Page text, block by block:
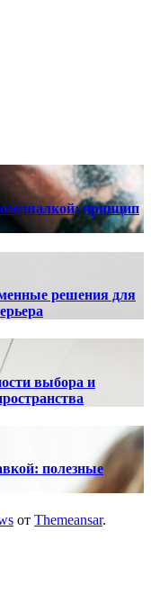
принцип
решения для
выбора и
полезные
от Themeansar.